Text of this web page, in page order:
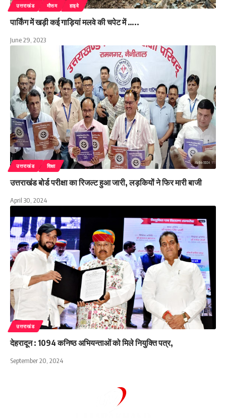
उत्तराखंड मौसम हाइवे
पार्किंग में खड़ी कई गाड़ियां मलवे की चपेट में …..
June 29, 2023
उत्तराखंड शिक्षा
उत्तराखंड बोर्ड परीक्षा का रिजल्ट हुआ जारी, लड़कियों ने फिर मारी बाजी
April 30, 2024
उत्तराखंड
देहरादून : 1094 कनिष्ठ अभियन्ताओं को मिले नियुक्ति पत्र,
September 20, 2024